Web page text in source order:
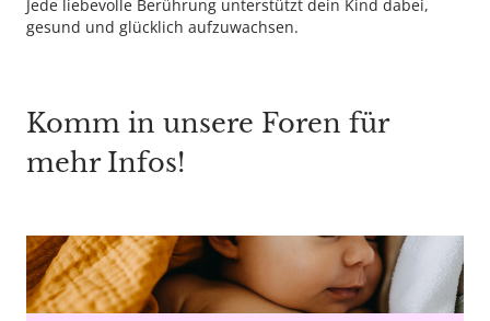
Jede liebevolle Berührung unterstützt dein Kind dabei,
gesund und glücklich aufzuwachsen.
Komm in unsere Foren für
mehr Infos!
Caption Bostan Natalia - Copyright agency stock.adobe.com